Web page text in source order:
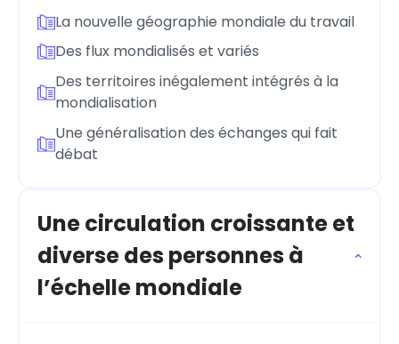
La nouvelle géographie mondiale du travail
Des flux mondialisés et variés
Des territoires inégalement intégrés à la
mondialisation
Une généralisation des échanges qui fait
débat
Une circulation croissante et
diverse des personnes à
l’échelle mondiale